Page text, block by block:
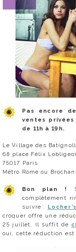
Pas encore
ventes
de 11h à 19h.
Le Village des
68 place Félix
75017 Paris
Métro Rome ou
Bon plan !
complètement
suivre : Locher’s
croquer offre une
25 juillet. Il suffit de
oui, cette réduction est